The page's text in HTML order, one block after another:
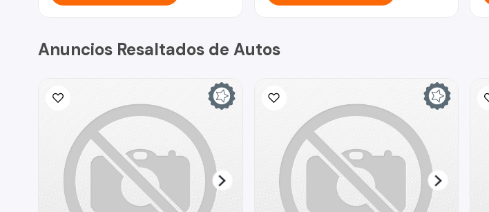
Anuncios Resaltados de Autos